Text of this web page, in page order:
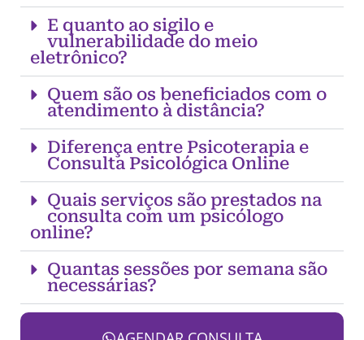
E quanto ao sigilo e
vulnerabilidade do meio
eletrônico?
Quem são os beneficiados com o
atendimento à distância?
Diferença entre Psicoterapia e
Consulta Psicológica Online
Quais serviços são prestados na
consulta com um psicólogo
online?
Quantas sessões por semana são
necessárias?